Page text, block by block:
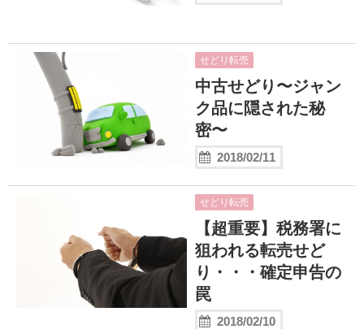
せどり転売
中古せどり〜ジャン
ク品に隠された秘
密〜
2018/02/11
せどり転売
【超重要】税務署に
狙われる転売せど
り・・・確定申告の
罠
2018/02/10